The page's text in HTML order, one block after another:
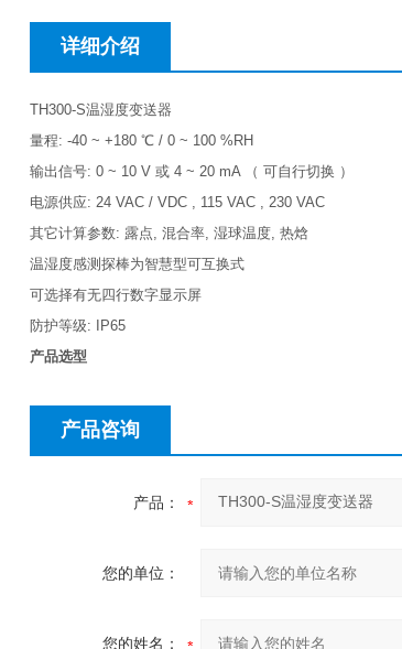
详细介绍
TH300-S温湿度变送器
量程: -40 ~ +180 ℃ / 0 ~ 100 %RH
输出信号: 0 ~ 10 V 或 4 ~ 20 mA （ 可自行切换 ）
电源供应: 24 VAC / VDC , 115 VAC , 230 VAC
其它计算参数: 露点, 混合率, 湿球温度, 热焓
温湿度感测探棒为智慧型可互换式
可选择有无四行数字显示屏
防护等级: IP65
产品选型
产品咨询
产品：
您的单位：
您的姓名：